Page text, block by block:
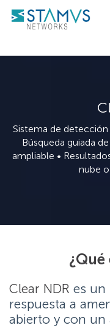
Sistema de detección
Búsqueda guiada
ampliable •
nube
¿Qué
Clear NDR es un
respuesta a
abierto y con un